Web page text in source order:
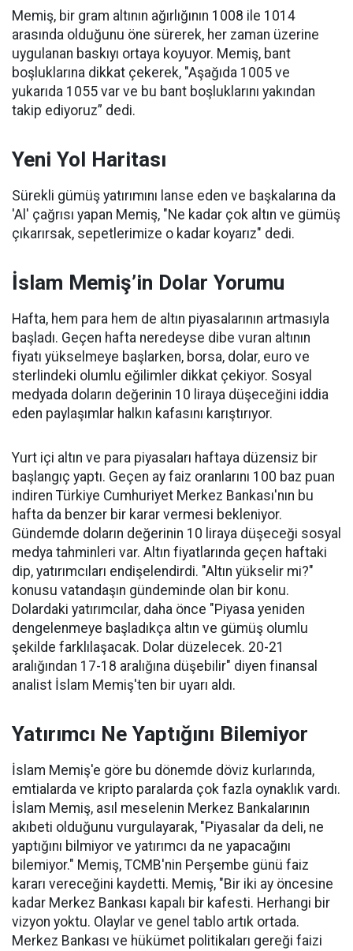
Memiş, bir gram altının ağırlığının 1008 ile 1014
arasında olduğunu öne sürerek, her zaman üzerine
uygulanan baskıyı ortaya koyuyor. Memiş, bant
boşluklarına dikkat çekerek, "Aşağıda 1005 ve
yukarıda 1055 var ve bu bant boşluklarını yakından
takip ediyoruz” dedi.
Yeni Yol Haritası
Sürekli gümüş yatırımını lanse eden ve başkalarına da
'Al' çağrısı yapan Memiş, "Ne kadar çok altın ve gümüş
çıkarırsak, sepetlerimize o kadar koyarız" dedi.
İslam Memiş’in Dolar Yorumu
Hafta, hem para hem de altın piyasalarının artmasıyla
başladı. Geçen hafta neredeyse dibe vuran altının
fiyatı yükselmeye başlarken, borsa, dolar, euro ve
sterlindeki olumlu eğilimler dikkat çekiyor. Sosyal
medyada doların değerinin 10 liraya düşeceğini iddia
eden paylaşımlar halkın kafasını karıştırıyor.
Yurt içi altın ve para piyasaları haftaya düzensiz bir
başlangıç ​​yaptı. Geçen ay faiz oranlarını 100 baz puan
indiren Türkiye Cumhuriyet Merkez Bankası'nın bu
hafta da benzer bir karar vermesi bekleniyor.
Gündemde doların değerinin 10 liraya düşeceği sosyal
medya tahminleri var. Altın fiyatlarında geçen haftaki
dip, yatırımcıları endişelendirdi. "Altın yükselir mi?"
konusu vatandaşın gündeminde olan bir konu.
Dolardaki yatırımcılar, daha önce "Piyasa yeniden
dengelenmeye başladıkça altın ve gümüş olumlu
şekilde farklılaşacak. Dolar düzelecek. 20-21
aralığından 17-18 aralığına düşebilir" diyen finansal
analist İslam Memiş'ten bir uyarı aldı.
Yatırımcı Ne Yaptığını Bilemiyor
İslam Memiş'e göre bu dönemde döviz kurlarında,
emtialarda ve kripto paralarda çok fazla oynaklık vardı.
İslam Memiş, asıl meselenin Merkez Bankalarının
akıbeti olduğunu vurgulayarak, "Piyasalar da deli, ne
yaptığını bilmiyor ve yatırımcı da ne yapacağını
bilemiyor." Memiş, TCMB'nin Perşembe günü faiz
kararı vereceğini kaydetti. Memiş, "Bir iki ay öncesine
kadar Merkez Bankası kapalı bir kafesti. Herhangi bir
vizyon yoktu. Olaylar ve genel tablo artık ortada.
Merkez Bankası ve hükümet politikaları gereği faizi